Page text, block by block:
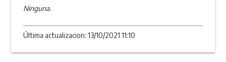
Ninguna.
Última actualizacion: 13/10/2021 11:10